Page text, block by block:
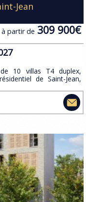
Jean
à partir de 309 900€
10 villas T4 duplex,
de Saint-Jean,